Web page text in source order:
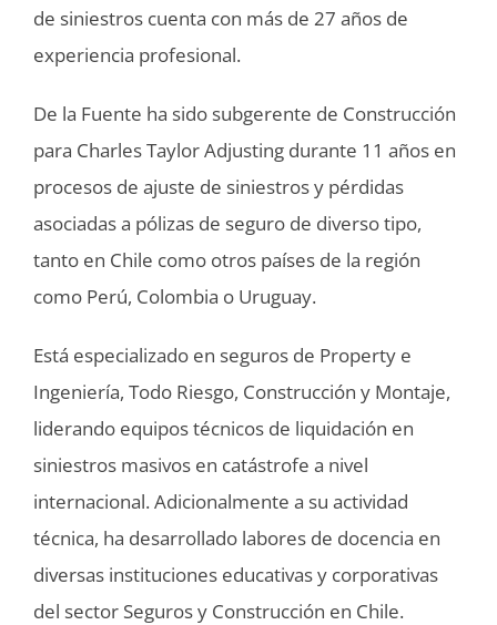
de siniestros cuenta con más de 27 años de
experiencia profesional.
De la Fuente ha sido subgerente de Construcción
para Charles Taylor Adjusting durante 11 años en
procesos de ajuste de siniestros y pérdidas
asociadas a pólizas de seguro de diverso tipo,
tanto en Chile como otros países de la región
como Perú, Colombia o Uruguay.
Está especializado en seguros de Property e
Ingeniería, Todo Riesgo, Construcción y Montaje,
liderando equipos técnicos de liquidación en
siniestros masivos en catástrofe a nivel
internacional. Adicionalmente a su actividad
técnica, ha desarrollado labores de docencia en
diversas instituciones educativas y corporativas
del sector Seguros y Construcción en Chile.